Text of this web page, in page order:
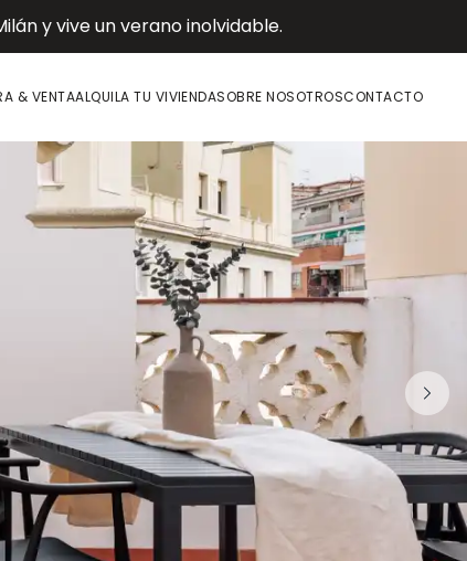
y vive un verano inolvidable.
& VENTAALQUILA TU VIVIENDASOBRE NOSOTROSCONTACTO